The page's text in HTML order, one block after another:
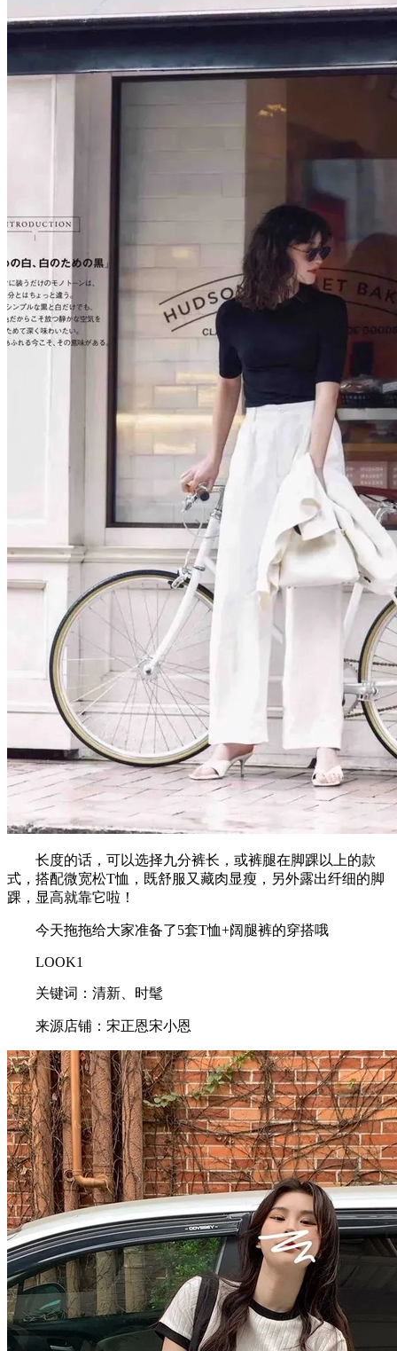
长度的话，可以选择九分裤长，或裤腿在脚踝以上的款
式，搭配微宽松T恤，既舒服又藏肉显瘦，另外露出纤细的脚
踝，显高就靠它啦！
今天拖拖给大家准备了5套T恤+阔腿裤的穿搭哦
LOOK1
关键词：清新、时髦
来源店铺：宋正恩宋小恩